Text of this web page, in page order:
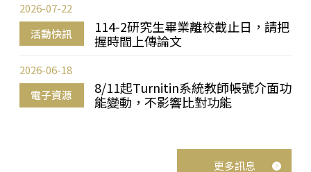
活動快訊
114-2研究生畢業離校截止日，請把
握時間上傳論文
2026-07-22
電子資源
8/11起Turnitin系統教師帳號介面功
能變動，不影響比對功能
2026-06-18
更多訊息